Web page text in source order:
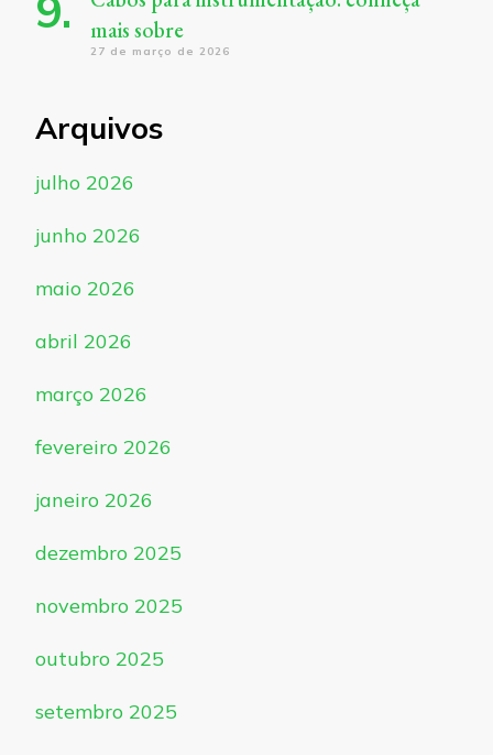
mais sobre
27 de março de 2026
Arquivos
julho 2026
junho 2026
maio 2026
abril 2026
março 2026
fevereiro 2026
janeiro 2026
dezembro 2025
novembro 2025
outubro 2025
setembro 2025